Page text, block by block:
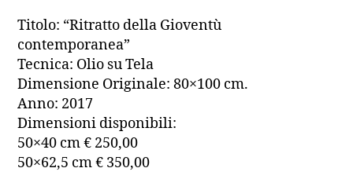
Titolo: “Ritratto della Gioventù
contemporanea”
Tecnica: Olio su Tela
Dimensione Originale: 80×100 cm.
Anno: 2017
Dimensioni disponibili:
50×40 cm € 250,00
50×62,5 cm € 350,00